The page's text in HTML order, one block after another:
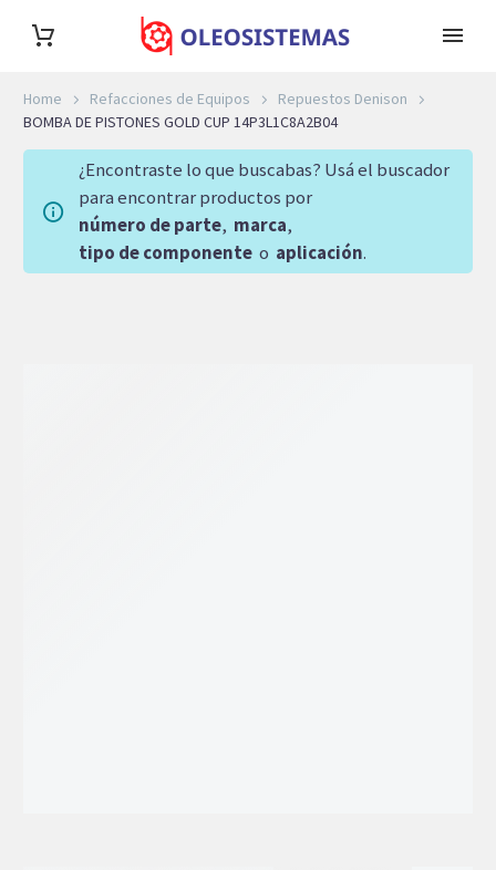
Home Refacciones de Equipos
Repuestos Denison
BOMBA DE PISTONES GOLD CUP 14P3L1C8A2B04
¿Encontraste lo que buscabas? Usá el buscador
para encontrar productos por
número de parte, marca,
tipo de componente o aplicación.